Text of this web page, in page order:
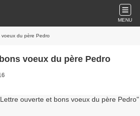
MENU
du père Pedro
voeux du père Pedro